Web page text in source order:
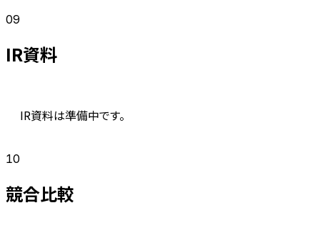
09
IR資料
IR資料は準備中です。
10
競合比較